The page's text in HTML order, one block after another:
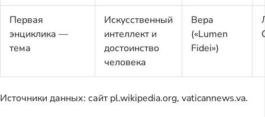
Первая
энциклика —
тема
Искусственный
интеллект и
достоинство
человека
Вера
(«Lumen
Fidei»)
Источники данных: сайт pl.wikipedia.org, vaticannews.va.